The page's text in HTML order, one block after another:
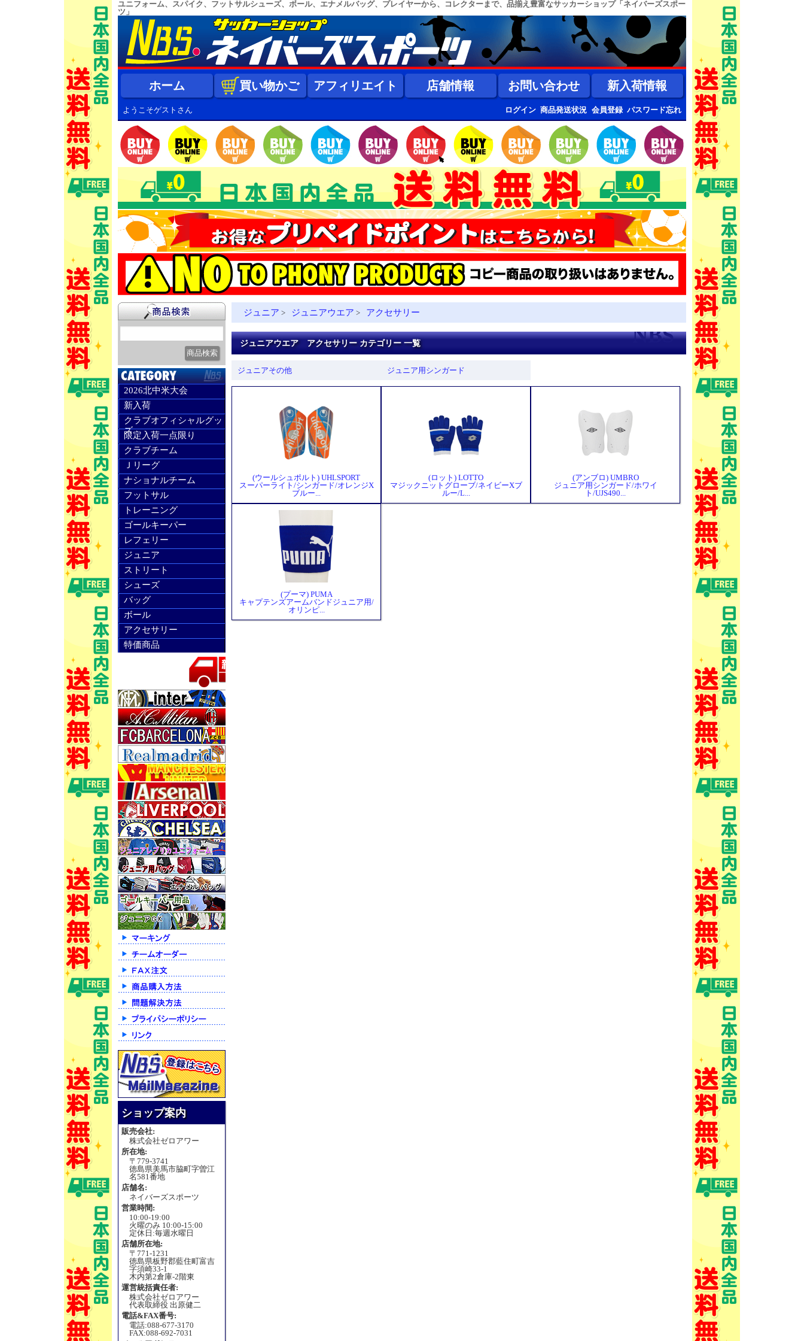
ユニフォーム、スパイク、フットサルシューズ、ボール、エナメルバッグ、プレイヤーから、コレクターまで、品揃え豊富なサッカーショップ「ネイバーズスポー
ツ」
ホーム 買い物かご アフィリエイト 店舗情報 お問い合わせ 新入荷情報
ようこそゲストさん ログイン 商品発送状況 会員登録 パスワード忘れ
2026北中米大会
新入荷
クラブオフィシャルグッ
ズ
限定入荷一点限り
クラブチーム
Ｊリーグ
ナショナルチーム
フットサル
トレーニング
ゴールキーパー
レフェリー
ジュニア
ストリート
シューズ
バッグ
ボール
アクセサリー
特価商品
ショップ案内
販売会社:
株式会社ゼロアワー
所在地:
〒779-3741
徳島県美馬市脇町字曽江
名581番地
店舗名:
ネイバーズスポーツ
営業時間:
10:00-19:00
火曜のみ 10:00-15:00
定休日:毎週水曜日
店舗所在地:
〒771-1231
徳島県板野郡藍住町富吉
字須崎33-1
木内第2倉庫-2階東
運営統括責任者:
株式会社ゼロアワー
代表取締役 出原健二
電話&FAX番号:
電話:088-677-3170
FAX:088-692-7031
ジュニア > ジュニアウエア > アクセサリー
ジュニアウエア アクセサリー カテゴリー 一覧
ジュニアその他 ジュニア用シンガード
(ウールシュポルト) UHLSPORT
スーパーライト/シンガード/オレンジX
ブルー...
(ロット) LOTTO
マジックニットグローブ/ネイビーXブ
ルー/L...
(アンブロ) UMBRO
ジュニア用シンガード/ホワイ
ト/UJS490...
(プーマ) PUMA
キャプテンズアームバンドジュニア用/
オリンピ...